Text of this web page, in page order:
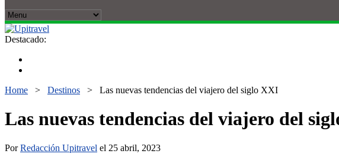
Destacado:
Home > Destinos > Las nuevas tendencias del viajero del siglo XXI
Las nuevas tendencias del viajero del
PorRedacción Upitravel el 25 abril, 2023